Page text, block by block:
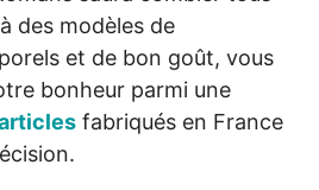
des modèles de
et de bon goût, vous
bonheur parmi une
fabriqués en France